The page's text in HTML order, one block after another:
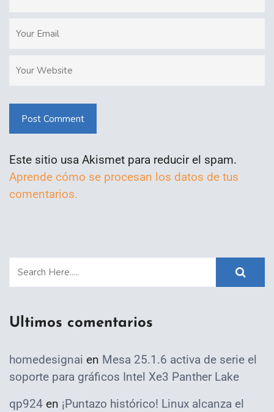
Post Comment
Este sitio usa Akismet para reducir el spam.
Aprende cómo se procesan los datos de tus
comentarios.
Ultimos comentarios
homedesignai en Mesa 25.1.6 activa de serie el
soporte para gráficos Intel Xe3 Panther Lake
qp924 en ¡Puntazo histórico! Linux alcanza el